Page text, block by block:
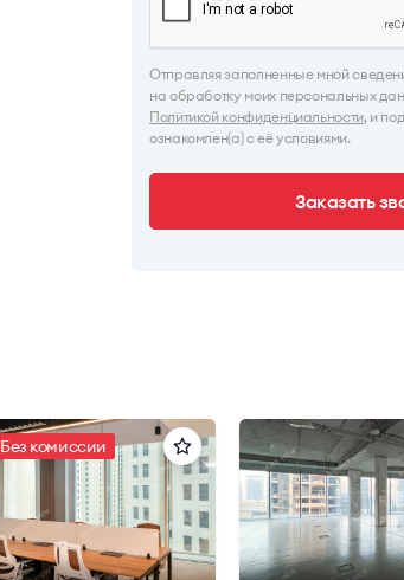
Отправляя заполненные мной
на обработку моих персональных
Политикой конфиденциальности, и
ознакомлен(а) с её условиями.
Заказать
Без комиссии